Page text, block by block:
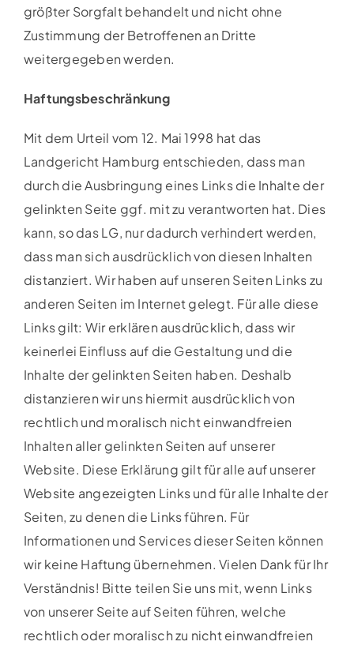
Kiezguide
Partner
größter Sorgfalt behandelt und nicht ohne
Zustimmung der Betroffenen an Dritte
weitergegeben werden.
Haftungsbeschränkung
Mit dem Urteil vom 12. Mai 1998 hat das
Landgericht Hamburg entschieden, dass man
durch die Ausbringung eines Links die Inhalte der
gelinkten Seite ggf. mit zu verantworten hat. Dies
kann, so das LG, nur dadurch verhindert werden,
dass man sich ausdrücklich von diesen Inhalten
distanziert. Wir haben auf unseren Seiten Links zu
anderen Seiten im Internet gelegt. Für alle diese
Links gilt: Wir erklären ausdrücklich, dass wir
keinerlei Einfluss auf die Gestaltung und die
Inhalte der gelinkten Seiten haben. Deshalb
distanzieren wir uns hiermit ausdrücklich von
rechtlich und moralisch nicht einwandfreien
Inhalten aller gelinkten Seiten auf unserer
Website. Diese Erklärung gilt für alle auf unserer
Website angezeigten Links und für alle Inhalte der
Seiten, zu denen die Links führen. Für
Informationen und Services dieser Seiten können
wir keine Haftung übernehmen. Vielen Dank für Ihr
Verständnis! Bitte teilen Sie uns mit, wenn Links
von unserer Seite auf Seiten führen, welche
rechtlich oder moralisch zu nicht einwandfreien